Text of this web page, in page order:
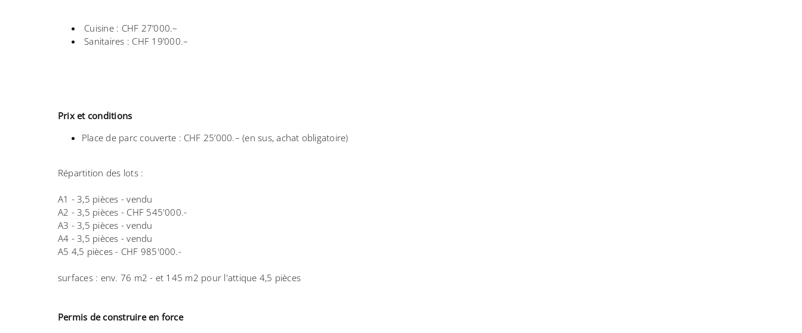
Cuisine : CHF 27’000.–
Sanitaires : CHF 19’000.–
Prix et conditions
Place de parc couverte : CHF 25’000.– (en sus, achat obligatoire)
Répartition des lots :
A1 - 3,5 pièces - vendu
A2 - 3,5 pièces - CHF 545'000.-
A3 - 3,5 pièces - vendu
A4 - 3,5 pièces - vendu
A5 4,5 pièces - CHF 985'000.-
surfaces : env. 76 m2 - et 145 m2 pour l'attique 4,5 pièces
Permis de construire en force